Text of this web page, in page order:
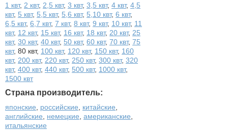
1 квт, 2 квт, 2,5 квт, 3 квт, 3,5 квт, 4 квт, 4,5
квт, 5 квт, 5,5 квт, 5,6 квт, 5,10 квт, 6 квт,
6,5 квт, 6,7 квт, 7 квт, 8 квт, 9 квт, 10 квт, 11
квт, 12 квт, 15 квт, 16 квт, 18 квт, 20 квт, 25
квт, 30 квт, 40 квт, 50 квт, 60 квт, 70 квт, 75
квт, 80 квт, 100 квт, 120 квт, 150 квт, 160
квт, 200 квт, 220 квт, 250 квт, 300 квт, 320
квт, 400 квт, 440 квт, 500 квт, 1000 квт,
1500 квт
Страна производитель:
японские российские китайские
английские
немецкие американские
итальянские